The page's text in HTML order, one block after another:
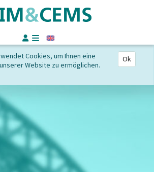
Cookies, um Ihnen eine
Website zu ermöglichen.
Ok